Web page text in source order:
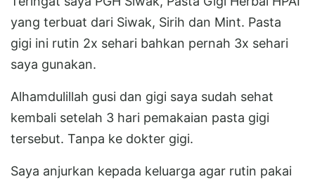
yang terbuat dari Siwak, Sirih dan Mint. Pasta
gigi ini rutin 2x sehari bahkan pernah 3x sehari
saya gunakan.
Alhamdulillah gusi dan gigi saya sudah sehat
kembali setelah 3 hari pemakaian pasta gigi
tersebut. Tanpa ke dokter gigi.
Saya anjurkan kepada keluarga agar rutin pakai